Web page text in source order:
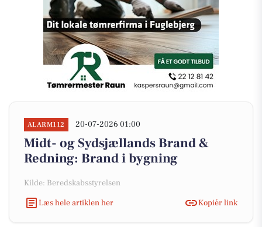
ALARM112 20-07-2026 01:00
Midt- og Sydsjællands Brand &
Redning: Brand i bygning
Kilde: Beredskabsstyrelsen
Læs hele artiklen her
Kopiér link